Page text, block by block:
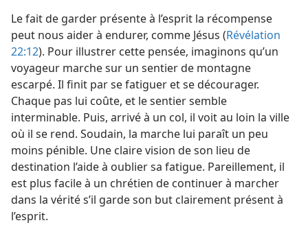
Le fait de garder présente à l’esprit la récompense
peut nous aider à endurer, comme Jésus (Révélation
22:12). Pour illustrer cette pensée, imaginons qu’un
voyageur marche sur un sentier de montagne
escarpé. Il finit par se fatiguer et se décourager.
Chaque pas lui coûte, et le sentier semble
interminable. Puis, arrivé à un col, il voit au loin la ville
où il se rend. Soudain, la marche lui paraît un peu
moins pénible. Une claire vision de son lieu de
destination l’aide à oublier sa fatigue. Pareillement, il
est plus facile à un chrétien de continuer à marcher
dans la vérité s’il garde son but clairement présent à
l’esprit.